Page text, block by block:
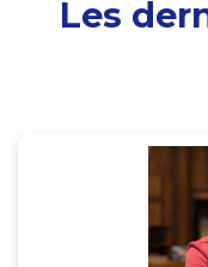
Les